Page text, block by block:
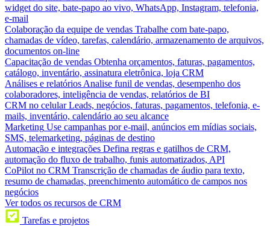
widget do site, bate-papo ao vivo, WhatsApp, Instagram, telefonia,
e-mail
Colaboração da equipe de vendas Trabalhe com bate-papo,
chamadas de vídeo, tarefas, calendário, armazenamento de arquivos,
documentos on-line
Capacitação de vendas Obtenha orçamentos, faturas, pagamentos,
catálogo, inventário, assinatura eletrônica, loja CRM
Análises e relatórios Analise funil de vendas, desempenho dos
colaboradores, inteligência de vendas, relatórios de BI
CRM no celular Leads, negócios, faturas, pagamentos, telefonia, e-
mails, inventário, calendário ao seu alcance
Marketing Use campanhas por e-mail, anúncios em mídias sociais,
SMS, telemarketing, páginas de destino
Automação e integrações Defina regras e gatilhos de CRM,
automação do fluxo de trabalho, funis automatizados, API
CoPilot no CRM Transcrição de chamadas de áudio para texto,
resumo de chamadas, preenchimento automático de campos nos
negócios
Ver todos os recursos de CRM
Tarefas e projetos